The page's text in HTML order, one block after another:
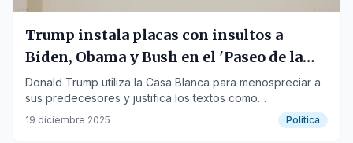
Trump instala placas con insultos a
Biden, Obama y Bush en el 'Paseo de la
Fama Presidencial'
Donald Trump utiliza la Casa Blanca para menospreciar a
sus predecesores y justifica los textos como
descripciones "elocuentes" de su legado.
19 diciembre 2025 Política